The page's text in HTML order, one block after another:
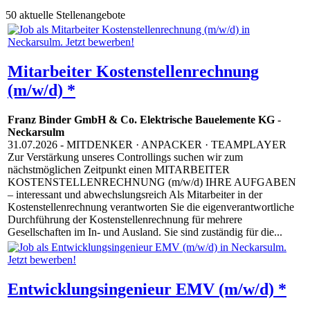
50 aktuelle Stellenangebote
Mitarbeiter Kostenstellenrechnung
(m/w/d) *
Franz Binder GmbH & Co. Elektrische Bauelemente KG -
Neckarsulm
31.07.2026 - MITDENKER · ANPACKER · TEAMPLAYER
Zur Verstärkung unseres Controllings suchen wir zum
nächstmöglichen Zeitpunkt einen MITARBEITER
KOSTENSTELLENRECHNUNG (m/w/d) IHRE AUFGABEN
– interessant und abwechslungsreich Als Mitarbeiter in der
Kostenstellenrechnung verantworten Sie die eigenverantwortliche
Durchführung der Kostenstellenrechnung für mehrere
Gesellschaften im In- und Ausland. Sie sind zuständig für die...
Entwicklungsingenieur EMV (m/w/d) *